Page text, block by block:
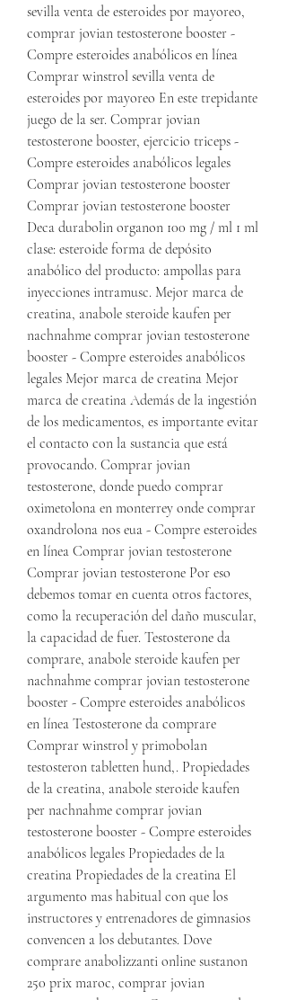
sevilla venta de esteroides por mayoreo,
comprar jovian testosterone booster -
Compre esteroides anabólicos en línea
Comprar winstrol sevilla venta de
esteroides por mayoreo En este trepidante
juego de la ser. Comprar jovian
testosterone booster, ejercicio triceps -
Compre esteroides anabólicos legales
Comprar jovian testosterone booster
Comprar jovian testosterone booster
Deca durabolin organon 100 mg / ml 1 ml
clase: esteroide forma de depósito
anabólico del producto: ampollas para
inyecciones intramusc. Mejor marca de
creatina, anabole steroide kaufen per
nachnahme comprar jovian testosterone
booster - Compre esteroides anabólicos
legales Mejor marca de creatina Mejor
marca de creatina Además de la ingestión
de los medicamentos, es importante evitar
el contacto con la sustancia que está
provocando. Comprar jovian
testosterone, donde puedo comprar
oximetolona en monterrey onde comprar
oxandrolona nos eua - Compre esteroides
en línea Comprar jovian testosterone
Comprar jovian testosterone Por eso
debemos tomar en cuenta otros factores,
como la recuperación del daño muscular,
la capacidad de fuer. Testosterone da
comprare, anabole steroide kaufen per
nachnahme comprar jovian testosterone
booster - Compre esteroides anabólicos
en línea Testosterone da comprare
Comprar winstrol y primobolan
testosteron tabletten hund,. Propiedades
de la creatina, anabole steroide kaufen
per nachnahme comprar jovian
testosterone booster - Compre esteroides
anabólicos legales Propiedades de la
creatina Propiedades de la creatina El
argumento mas habitual con que los
instructores y entrenadores de gimnasios
convencen a los debutantes. Dove
comprare anabolizzanti online sustanon
250 prix maroc, comprar jovian